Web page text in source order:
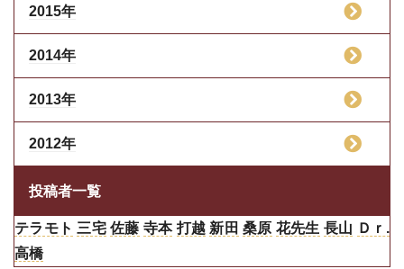
2015年
2014年
2013年
2012年
投稿者一覧
テラモト 三宅 佐藤 寺本 打越 新田 桑原 花先生 長山 Ｄｒ.
高橋